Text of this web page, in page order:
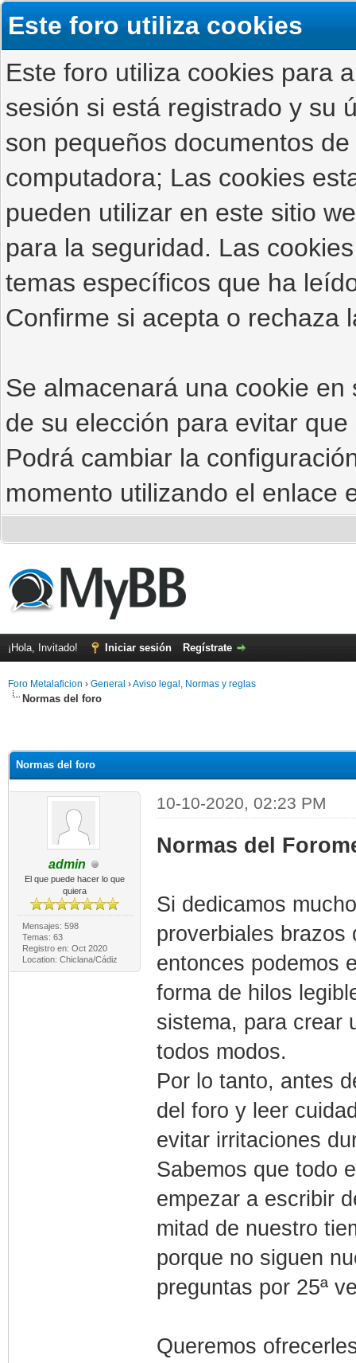
Este foro utiliza cookies
Este foro utiliza cookies para
sesión si está registrado y su
son pequeños documentos
computadora; Las cookies
pueden utilizar en este sitio
para la seguridad. Las
temas específicos que ha
Confirme si acepta o rechaza
Se almacenará una cookie
de su elección para evitar
Podrá cambiar la
momento utilizando el enlace
¡Hola, Invitado! Iniciar sesión Regístrate
Foro Metalaficion › General ›Aviso legal, Normas y reglas
Normas del foro
Normas del foro
admin
El que puede hacer lo que
quiera
Mensajes: 598
Temas: 63
Registro en: Oct 2020
Location: Chiclana/Cádiz
10-10-2020, 02:23 PM
Normas del
Si dedicamos
proverbiales brazos
entonces podemos
forma de hilos
sistema, para crear
todos modos.
Por lo tanto, antes
del foro y leer
evitar irritaciones
Sabemos que todo
empezar a escribir
mitad de nuestro
porque no siguen
preguntas por 25ª
Queremos